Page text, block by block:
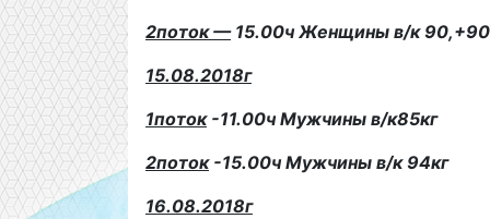
2поток —15.00ч Женщины в/к
15.08.2018г
1поток-11.00ч Мужчины в/к85кг
2поток-15.00ч Мужчины в/к 94кг
16.08.2018г